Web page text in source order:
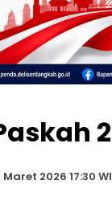
2026 17:30